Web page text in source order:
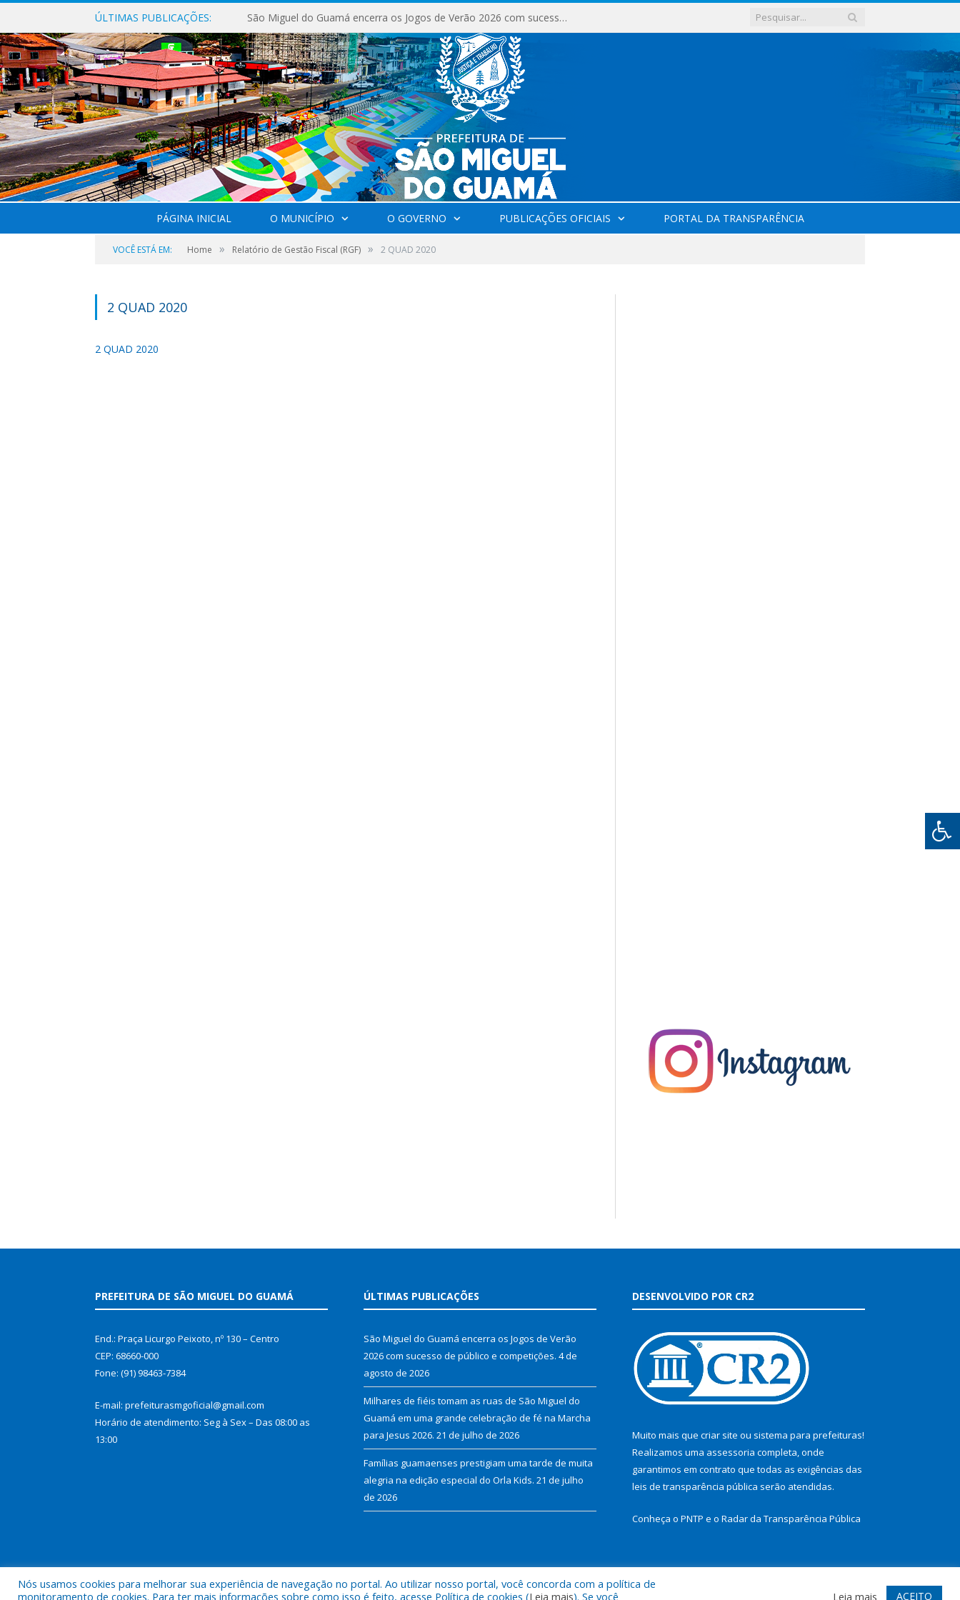
ÚLTIMAS PUBLICAÇÕES: São Miguel do Guamá encerra os Jogos de Verão 2026 com sucesso de público e competições.
PÁGINA INICIAL O MUNICÍPIO O GOVERNO PUBLICAÇÕES OFICIAIS PORTAL DA TRANSPARÊNCIA
VOCÊ ESTÁ EM: Home » Relatório de Gestão Fiscal (RGF) » 2 QUAD 2020
2 QUAD 2020
2 QUAD 2020
PREFEITURA DE SÃO MIGUEL DO GUAMÁ
End.: Praça Licurgo Peixoto, nº 130 – Centro
CEP: 68660-000
Fone: (91) 98463-7384
E-mail: prefeiturasmgoficial@gmail.com
Horário de atendimento: Seg à Sex – Das 08:00 as
13:00
ÚLTIMAS PUBLICAÇÕES
São Miguel do Guamá encerra os Jogos de Verão
2026 com sucesso de público e competições. 4 de
agosto de 2026
Milhares de fiéis tomam as ruas de São Miguel do
Guamá em uma grande celebração de fé na Marcha
para Jesus 2026. 21 de julho de 2026
Famílias guamaenses prestigiam uma tarde de muita
alegria na edição especial do Orla Kids. 21 de julho
de 2026
DESENVOLVIDO POR CR2
Muito mais que criar site ou sistema para prefeituras!
Realizamos uma assessoria completa, onde
garantimos em contrato que todas as exigências das
leis de transparência pública serão atendidas.
Conheça o PNTP e o Radar da Transparência Pública
Todos os direitos reservados a Prefeitura Municipal de São Miguel do Guamá. Mapa do Site Acessar Webmail
Nós usamos cookies para melhorar sua experiência de navegação no portal. Ao utilizar nosso portal, você concorda com a política de
monitoramento de cookies. Para ter mais informações sobre como isso é feito, acesse Política de cookies (Leia mais). Se você Leia mais ACEITO